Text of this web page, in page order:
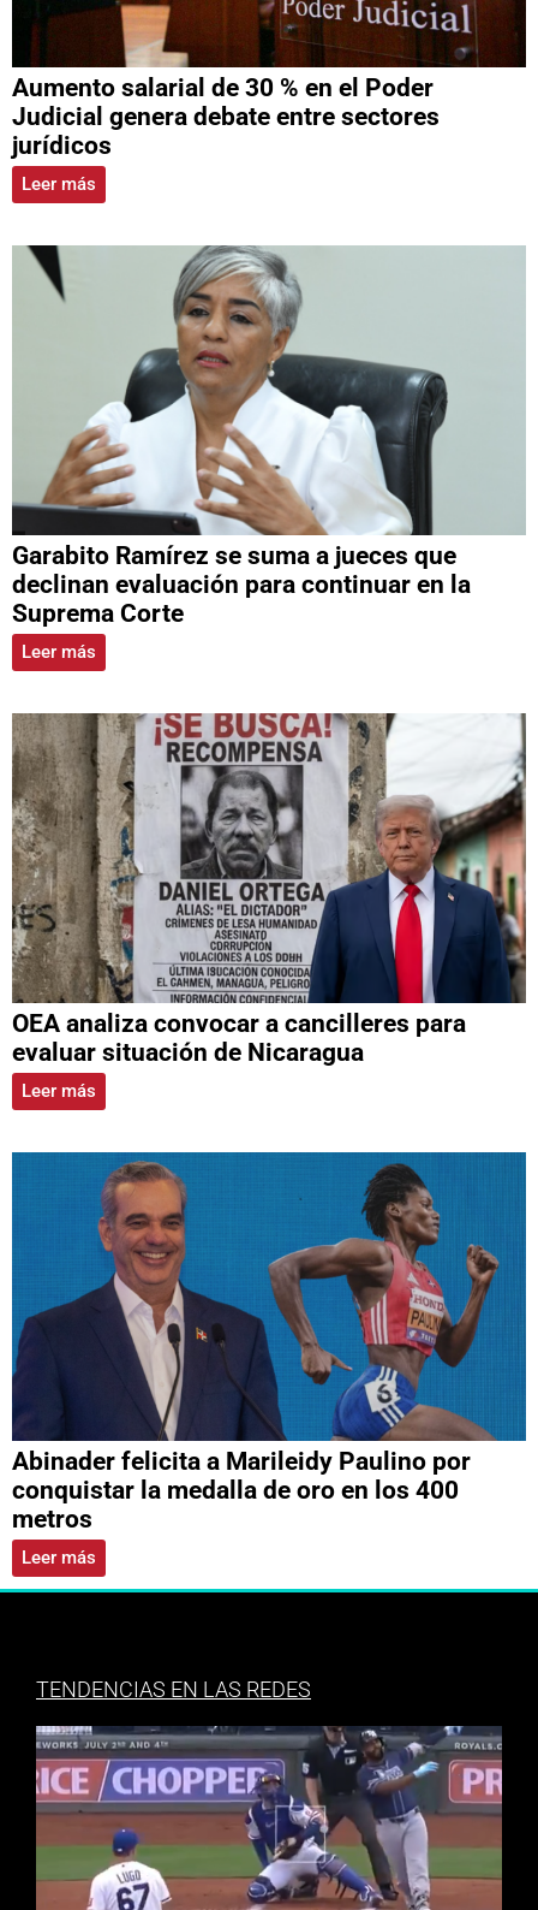
Aumento salarial de 30 % en el Poder
Judicial genera debate entre sectores
jurídicos
Leer más
Garabito Ramírez se suma a jueces que
declinan evaluación para continuar en la
Suprema Corte
Leer más
OEA analiza convocar a cancilleres para
evaluar situación de Nicaragua
Leer más
Abinader felicita a Marileidy Paulino por
conquistar la medalla de oro en los 400
metros
Leer más
TENDENCIAS EN LAS REDES